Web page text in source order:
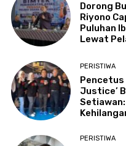
Dorong
Riyono
Puluhan
Lewat
PERISTIWA
Pencetus
Justice’
Setiawan:
PERISTIWA